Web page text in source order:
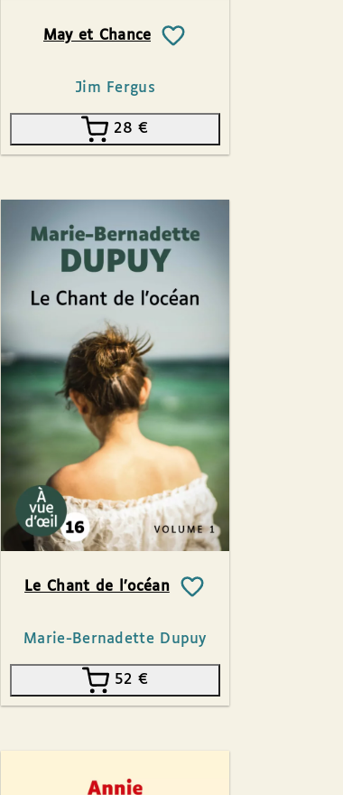
May et Chance
Jim Fergus
28€
Le Chant de l’océan
Marie-Bernadette Dupuy
52 €